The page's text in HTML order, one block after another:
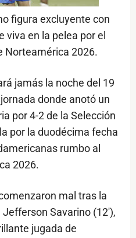
figura excluyente con
viva en la pelea por el
Norteamérica 2026.
jamás la noche del 19
donde anotó un
por 4-2 de la Selección
por la duodécima fecha
rumbo al
2026.
mal tras la
Savarino (12'),
jugada de